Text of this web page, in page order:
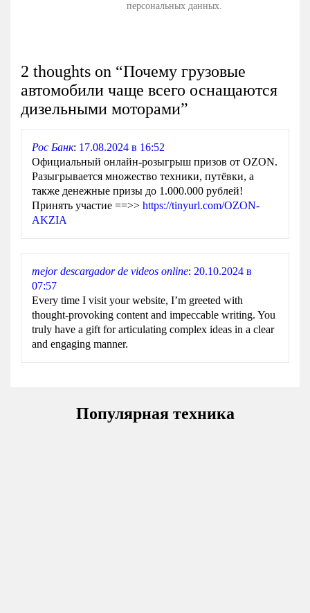
персональных данных.
2 thoughts on “Почему грузовые
автомобили чаще всего оснащаются
дизельными моторами”
Рос Банк: 17.08.2024 в 16:52
Официальный онлайн-розыгрыш призов от OZON.
Разыгрывается множество техники, путёвки, а
также денежные призы до 1.000.000 рублей!
Принять участие ==>> https://tinyurl.com/OZON-
AKZIA
mejor descargador de videos online: 20.10.2024 в
07:57
Every time I visit your website, I’m greeted with
thought-provoking content and impeccable writing. You
truly have a gift for articulating complex ideas in a clear
and engaging manner.
Популярная техника